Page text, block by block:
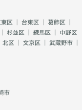
区 ｜ 台東区 ｜ 葛飾区 ｜
｜ 杉並区 ｜ 練馬区 ｜ 中野区
北区 ｜ 文京区 ｜ 武蔵野市 ｜
市